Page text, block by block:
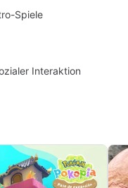
Spiele
Interaktion